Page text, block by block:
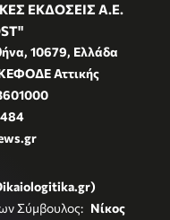
ΕΚΔΟΣΕΙΣ Α.Ε.
10679, Ελλάδα
Αττικής
Σύμβουλος: Νίκος